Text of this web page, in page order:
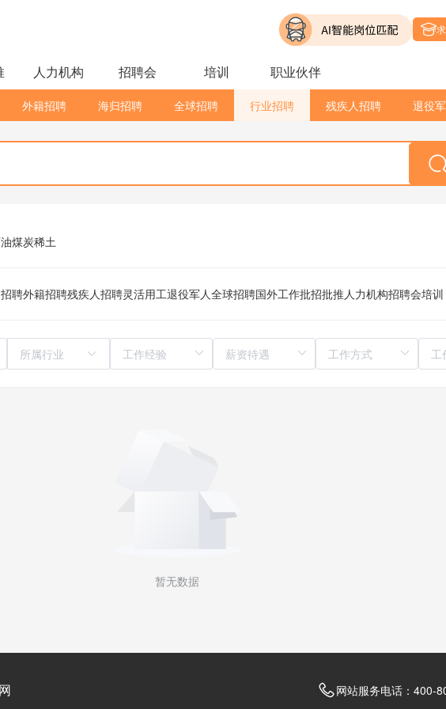
人力机构 招聘会 培训 职业伙伴
外籍招聘 海归招聘 全球招聘 行业招聘 残疾人招聘 退役
煤炭稀土
聘外籍招聘残疾人招聘灵活用工退役军人全球招聘国外工作批招批推人力机构招聘会培训
所属行业
暂无数据
网站服务电话：400-